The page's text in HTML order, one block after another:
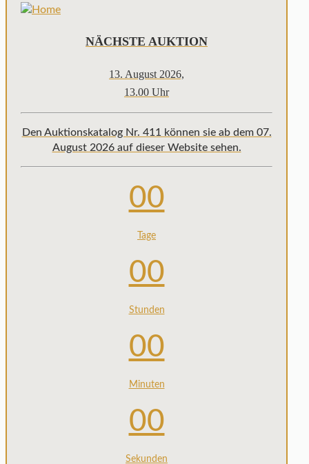
NÄCHSTE AUKTION
13. August 2026,
13.00 Uhr
Den Auktionskatalog Nr. 411 können sie ab dem 07.
August 2026 auf dieser Website sehen.
00
Tage
00
Stunden
00
Minuten
00
Sekunden